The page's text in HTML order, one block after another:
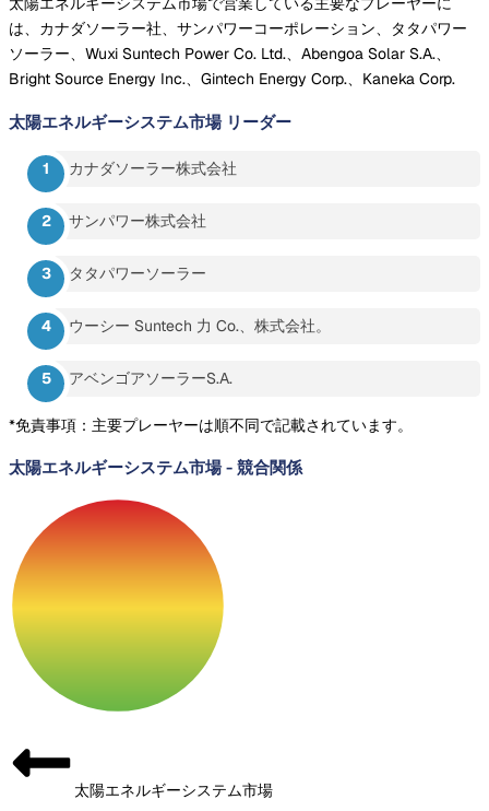
は、カナダソーラー社、サンパワーコーポレーション、タタパワー
ソーラー、Wuxi Suntech Power Co. Ltd.、Abengoa Solar S.A.、
Bright Source Energy Inc.、Gintech Energy Corp.、Kaneka Corp.
太陽エネルギーシステム市場 リーダー
カナダソーラー株式会社
サンパワー株式会社
タタパワーソーラー
ウーシー Suntech 力 Co.、株式会社。
アベンゴアソーラーS.A.
*免責事項：主要プレーヤーは順不同で記載されています。
太陽エネルギーシステム市場- 競合関係
太陽エネルギーシステム市場